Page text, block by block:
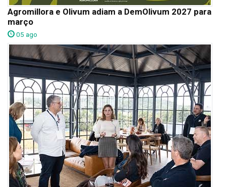
Agromillora e Olivum adiam a DemOlivum 2027 para
março
05 ago